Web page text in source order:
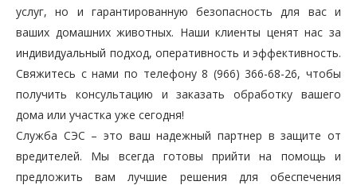
услуг, но и гарантированную безопасность для вас и
ваших домашних животных. Наши клиенты ценят нас за
индивидуальный подход, оперативность и эффективность.
Свяжитесь с нами по телефону 8 (966) 366-68-26, чтобы
получить консультацию и заказать обработку вашего
дома или участка уже сегодня!
Служба СЭС – это ваш надежный партнер в защите от
вредителей. Мы всегда готовы прийти на помощь и
предложить вам лучшие решения для обеспечения